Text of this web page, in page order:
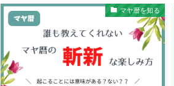
マヤ暦を知る